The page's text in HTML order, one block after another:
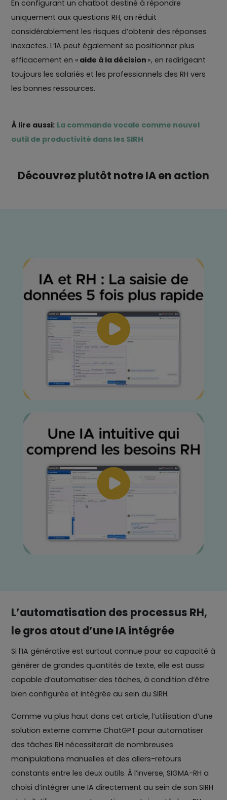
En configurant un chatbot destiné à répondre
uniquement aux questions RH, on réduit
considérablement les risques d’obtenir des réponses
inexactes. L’IA peut également se positionner plus
efficacement en « aide à la décision », en redirigeant
toujours les salariés et les professionnels des RH vers
les bonnes ressources.
À lire aussi: La commande vocale comme nouvel
outil de productivité dans les SIRH
Découvrez plutôt notre IA en action
L’automatisation des processus RH,
le gros atout d’une IA intégrée
Si l’IA générative est surtout connue pour sa capacité à
générer de grandes quantités de texte, elle est aussi
capable d’automatiser des tâches, à condition d’être
bien configurée et intégrée au sein du SIRH.
Comme vu plus haut dans cet article, l’utilisation d’une
solution externe comme ChatGPT pour automatiser
des tâches RH nécessiterait de nombreuses
manipulations manuelles et des allers-retours
constants entre les deux outils. À l’inverse, SIGMA-RH a
choisi d’intégrer une IA directement au sein de son SIRH